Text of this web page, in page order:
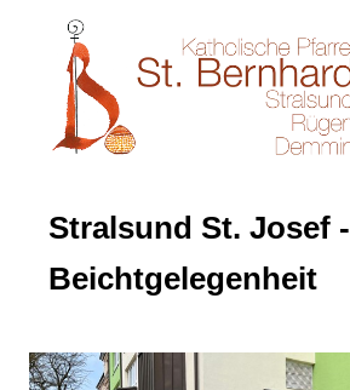
Stralsund St. Josef -
Beichtgelegenheit